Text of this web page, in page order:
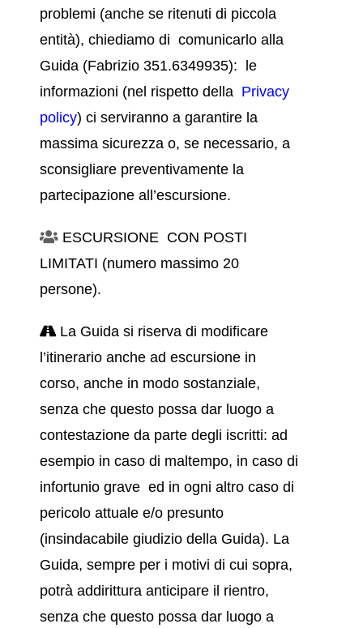
problemi (anche se ritenuti di piccola
entità), chiediamo di comunicarlo alla
Guida (Fabrizio 351.6349935): le
informazioni (nel rispetto della Privacy
policy)ci serviranno a garantire la
massima sicurezza o, se necessario, a
sconsigliare preventivamente la
partecipazione all’escursione.
ESCURSIONE CON POSTI
LIMITATI (numero massimo 20
persone).
La Guida si riserva di modificare
l’itinerario anche ad escursione in
corso, anche in modo sostanziale,
senza che questo possa dar luogo a
contestazione da parte degli iscritti: ad
esempio in caso di maltempo, in caso di
infortunio grave ed in ogni altro caso di
pericolo attuale e/o presunto
(insindacabile giudizio della Guida). La
Guida, sempre per i motivi di cui sopra,
potrà addirittura anticipare il rientro,
senza che questo possa dar luogo a